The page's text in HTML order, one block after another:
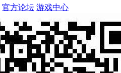
官方论坛 游戏中心